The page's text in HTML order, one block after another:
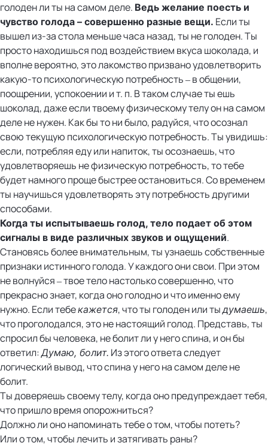
голоден ли ты на самом деле. Ведь желание поесть и
чувство голода – совершенно разные вещи. Если ты
вышел из-за стола меньше часа назад, ты не голоден. Ты
просто находишься под воздействием вкуса шоколада, и
вполне вероятно, это лакомство призвано удовлетворить
какую-то психологическую потребность – в общении,
поощрении, успокоении и т. п. В таком случае ты ешь
шоколад, даже если твоему физическому телу он на самом
деле не нужен. Как бы то ни было, радуйся, что осознал
свою текущую психологическую потребность. Ты увидишь:
если, потребляя еду или напиток, ты осознаешь, что
удовлетворяешь не физическую потребность, то тебе
будет намного проще быстрее остановиться. Со временем
ты научишься удовлетворять эту потребность другими
способами.
Когда ты испытываешь голод, тело подает об этом
сигналы в виде различных звуков и ощущений.
Становясь более внимательным, ты узнаешь собственные
признаки истинного голода. У каждого они свои. При этом
не волнуйся – твое тело настолько совершенно, что
прекрасно знает, когда оно голодно и что именно ему
нужно. Если тебекажется, что ты голоден или тыдумаешь,
что проголодался, это не настоящий голод. Представь, ты
спросил бы человека, не болит ли у него спина, и он бы
ответил:Думаю, болит. Из этого ответа следует
логический вывод, что спина у него на самом деле не
болит.
Ты доверяешь своему телу, когда оно предупреждает тебя,
что пришло время опорожниться?
Должно ли оно напоминать тебе о том, чтобы потеть?
Или о том, чтобы лечить и затягивать раны?